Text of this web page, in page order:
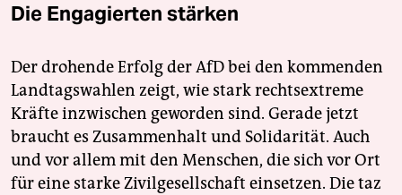
Die Engagierten stärken
Der drohende Erfolg der AfD bei den kommenden
Landtagswahlen zeigt, wie stark rechtsextreme
Kräfte inzwischen geworden sind. Gerade jetzt
braucht es Zusammenhalt und Solidarität. Auch
und vor allem mit den Menschen, die sich vor Ort
für eine starke Zivilgesellschaft einsetzen. Die taz